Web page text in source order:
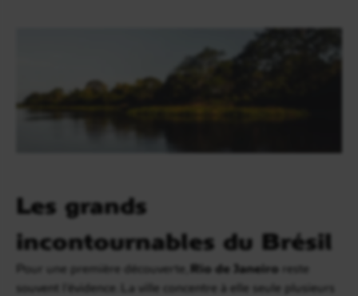
Les grands
incontournables du Brésil
Pour une première découverte, Rio de Janeiro reste
souvent l’évidence. La ville concentre à elle seule plusieurs